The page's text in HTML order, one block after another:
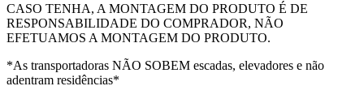
CASO TENHA, A MONTAGEM DO PRODUTO É DE
RESPONSABILIDADE DO COMPRADOR, NÃO
EFETUAMOS A MONTAGEM DO PRODUTO.
*As transportadoras NÃO SOBEM escadas, elevadores e não
adentram residências*